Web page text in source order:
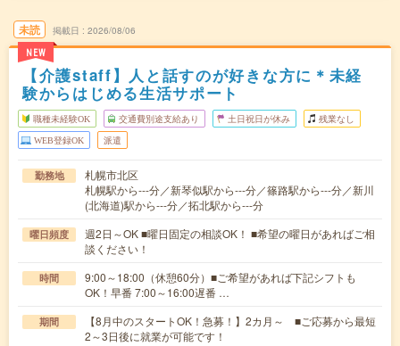
未読
NEW
掲載日 2026/08/06
【介護staff】人と話すのが好きな方に＊未経
験からはじめる生活サポート
職種未経験OK 交通費別途支給あり 土日祝日が休み 残業なし
WEB登録OK 派遣
勤務地
札幌市北区
札幌駅から---分／新琴似駅から---分／篠路駅から---分／新川
(北海道)駅から---分／拓北駅から---分
曜日頻度
週2日～OK ■曜日固定の相談OK！ ■希望の曜日があればご相
談ください！
時間
9:00～18:00（休憩60分）■ご希望があれば下記シフトも
OK！早番 7:00～16:00遅番 …
期間
【8月中のスタートOK！急募！】2カ月～ ■ご応募から最短
2～3日後に就業が可能です！